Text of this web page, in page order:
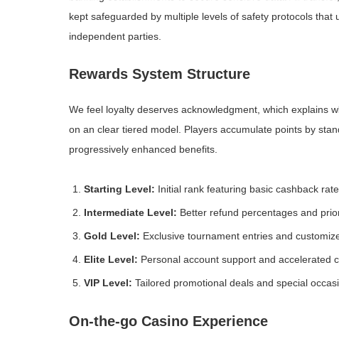
kept safeguarded by multiple levels of safety protocols
independent parties.
Rewards System Structure
We feel loyalty deserves acknowledgment, which explains
on an clear tiered model. Players accumulate points by
progressively enhanced benefits.
Starting Level: Initial rank featuring basic cashback
Intermediate Level: Better refund percentages and
Gold Level: Exclusive tournament entries and
Elite Level: Personal account support and accelerated
VIP Level: Tailored promotional deals and special
On-the-go Casino Experience